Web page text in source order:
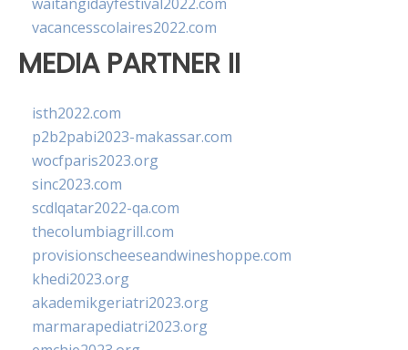
vacancesscolaires2022.com
MEDIA PARTNER II
isth2022.com
p2b2pabi2023-makassar.com
wocfparis2023.org
sinc2023.com
scdlqatar2022-qa.com
thecolumbiagrill.com
provisionscheeseandwineshoppe.com
khedi2023.org
akademikgeriatri2023.org
marmarapediatri2023.org